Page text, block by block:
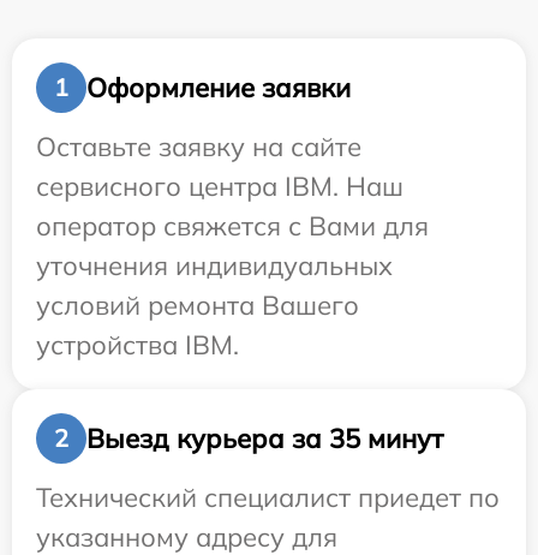
1
Оформление заявки
Оставьте заявку на сайте
сервисного центра IBM. Наш
оператор свяжется с Вами для
уточнения индивидуальных
условий ремонта Вашего
устройства IBM.
2
Выезд курьера за 35 минут
Технический специалист приедет по
указанному адресу для